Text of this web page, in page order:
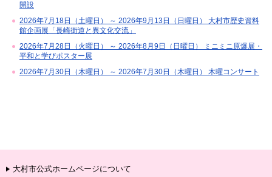
開設
2026年7月18日（土曜日） ～ 2026年9月13日（日曜日） 大村市歴史資料
館企画展「長崎街道と異文化交流」
2026年7月28日（火曜日） ～ 2026年8月9日（日曜日） ミニミニ原爆展・
平和と学びポスター展
2026年7月30日（木曜日） ～ 2026年7月30日（木曜日） 木曜コンサート
大村市公式ホームページについて